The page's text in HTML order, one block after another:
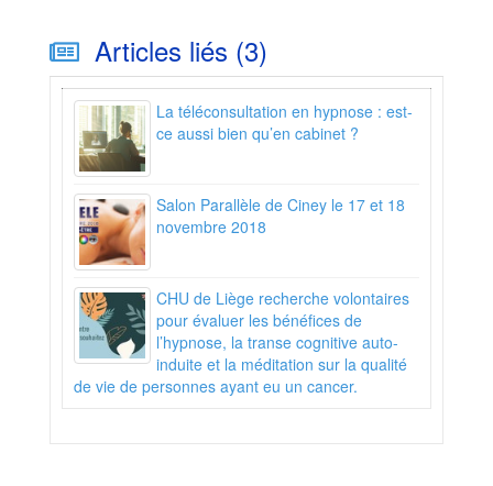
Articles liés (3)
La téléconsultation en hypnose : est-
ce aussi bien qu’en cabinet ?
Salon Parallèle de Ciney le 17 et 18
novembre 2018
CHU de Liège recherche volontaires
pour évaluer les bénéfices de
l’hypnose, la transe cognitive auto-
induite et la méditation sur la qualité
de vie de personnes ayant eu un cancer.